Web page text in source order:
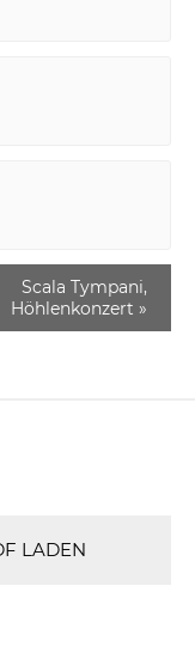
Scala Tympani,
Höhlenkonzert »
LADEN